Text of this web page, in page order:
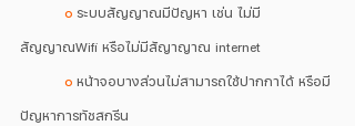
๐ ระบบสัญญาณมีปัญหา เช่น ไม่มี
สัญญาณWifi หรือไม่มีสัญาญาณ internet
๐ หน้าจอบางส่วนไม่สามารถใช้ปากกาได้ หรือมี
ปัญหาการทัชสกรีน